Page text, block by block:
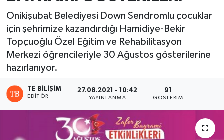
Onikişubat Belediyesi Down Sendromlu çocuklar
için şehrimize kazandırdığı Hamidiye-Bekir
Topçuoğlu Özel Eğitim ve Rehabilitasyon
Merkezi öğrencileriyle 30 Ağustos gösterilerine
hazırlanıyor.
TE BILIŞIM
EDITÖR
27.08.2021 - 10:42
YAYINLANMA
91
GÖSTERIM
Haber Arşivi